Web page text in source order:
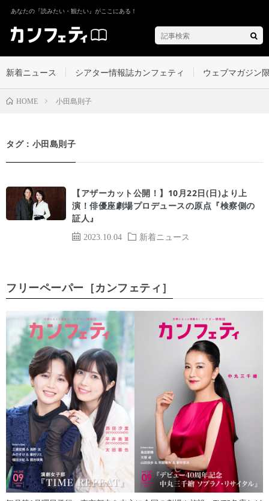
あなたの『読みたい・観たい』がここにある！
新着ニュース シアター情報誌カンフェティ ウェブマガジン
HOME 小田島則子
タグ：小田島則子
2023.10.04 新着ニュース
【アザーカット公開！】10月22日(日)より上
演！俳優座劇場プロデュースの原点『検察側の
証人』
フリーペーパー［カンフェティ］